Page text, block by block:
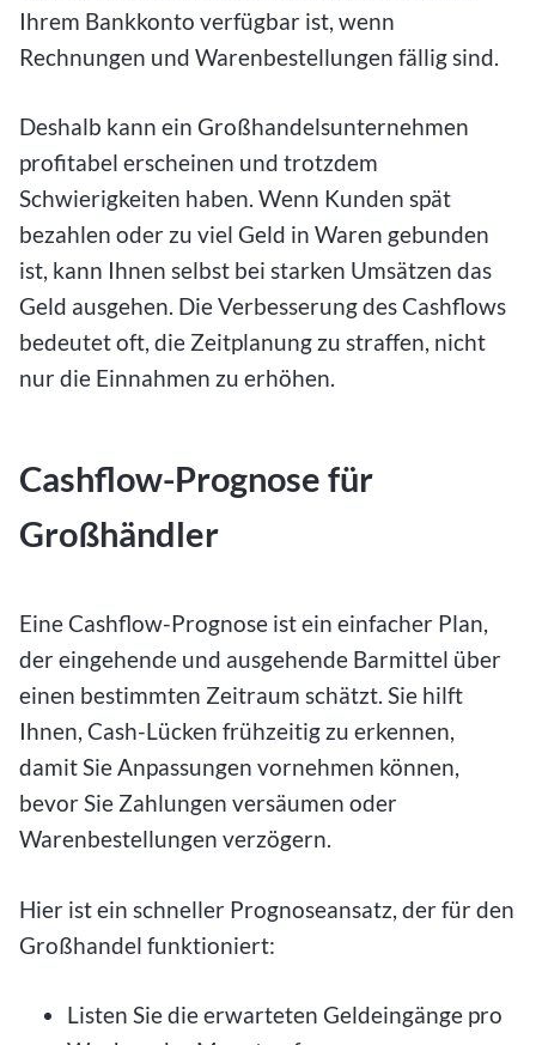
Ihrem Bankkonto verfügbar ist, wenn
Rechnungen und Warenbestellungen fällig sind.
Deshalb kann ein Großhandelsunternehmen
profitabel erscheinen und trotzdem
Schwierigkeiten haben. Wenn Kunden spät
bezahlen oder zu viel Geld in Waren gebunden
ist, kann Ihnen selbst bei starken Umsätzen das
Geld ausgehen. Die Verbesserung des Cashflows
bedeutet oft, die Zeitplanung zu straffen, nicht
nur die Einnahmen zu erhöhen.
Cashflow-Prognose für
Großhändler
Eine Cashflow-Prognose ist ein einfacher Plan,
der eingehende und ausgehende Barmittel über
einen bestimmten Zeitraum schätzt. Sie hilft
Ihnen, Cash-Lücken frühzeitig zu erkennen,
damit Sie Anpassungen vornehmen können,
bevor Sie Zahlungen versäumen oder
Warenbestellungen verzögern.
Hier ist ein schneller Prognoseansatz, der für den
Großhandel funktioniert:
Listen Sie die erwarteten Geldeingänge pro